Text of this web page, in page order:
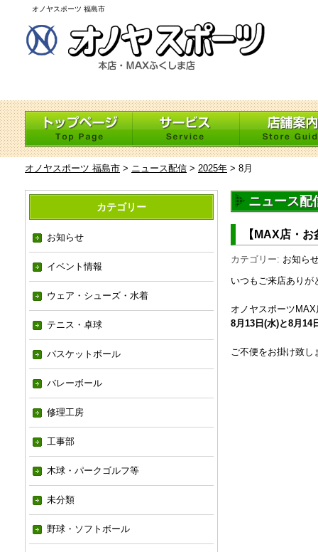
オノヤスポーツ 福島市
オノヤスポーツ 福島市 > ニュース配信 > 2025年 > 8月
カテゴリー
お知らせ
イベント情報
ウェア・シューズ・水着
テニス・卓球
バスケットボール
バレーボール
修理工房
工事部
木球・パークゴルフ等
未分類
野球・ソフトボール
ニュース配
【MAX店・
カテゴリー: お知ら
いつもご来店ありが
オノヤスポーツMAX
8月13日(水)と8月14
ご不便をお掛け致し